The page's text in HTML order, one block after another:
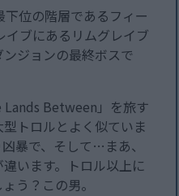
位の階層であるフィー
イブにあるリムグレイブ
ジョンの最終ボスで
Lands Between」を旅す
トロルとよく似ていま
暴で、そして…まあ、
います。トロル以上に
う？この男。